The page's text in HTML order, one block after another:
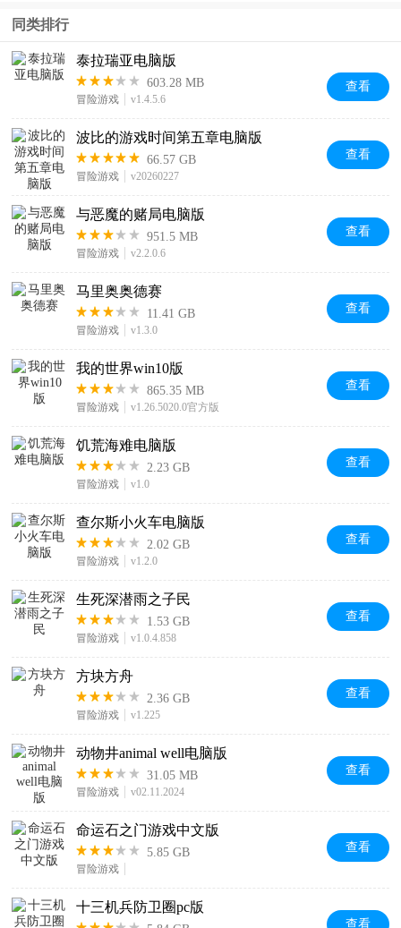
同类排行
泰拉瑞亚电脑版
603.28 MB
冒险游戏 v1.4.5.6
查看
波比的游戏时间第五章电脑版
66.57 GB
冒险游戏 v20260227
查看
与恶魔的赌局电脑版
951.5 MB
冒险游戏 v2.2.0.6
查看
马里奥奥德赛
11.41 GB
冒险游戏 v1.3.0
查看
我的世界win10版
865.35 MB
冒险游戏 v1.26.5020.0官方版
查看
饥荒海难电脑版
2.23 GB
冒险游戏 v1.0
查看
查尔斯小火车电脑版
2.02 GB
冒险游戏 v1.2.0
查看
生死深潜雨之子民
1.53 GB
冒险游戏 v1.0.4.858
查看
方块方舟
2.36 GB
冒险游戏 v1.225
查看
动物井animal well电脑版
31.05 MB
冒险游戏 v02.11.2024
查看
命运石之门游戏中文版
5.85 GB
冒险游戏
查看
十三机兵防卫圈pc版
查看